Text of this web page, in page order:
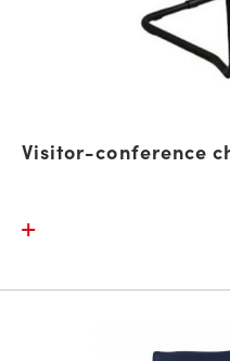
Visitor-conference